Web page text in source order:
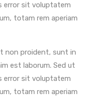
error sit voluptatem
totam rem aperiam
non proident, sunt in
est laborum. Sed ut
error sit voluptatem
totam rem aperiam